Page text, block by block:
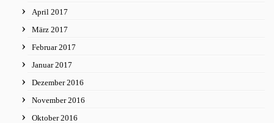
April 2017
März 2017
Februar 2017
Januar 2017
Dezember 2016
November 2016
Oktober 2016